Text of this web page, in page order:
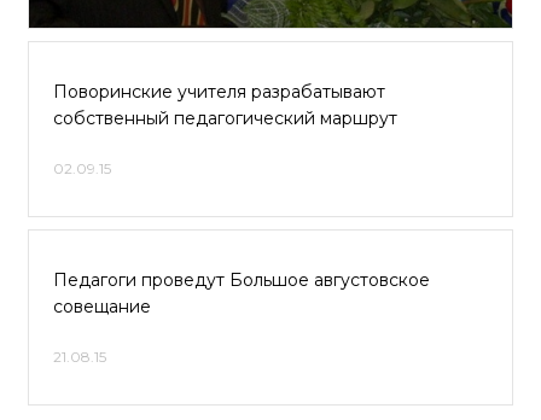
Поворинские учителя разрабатывают
собственный педагогический маршрут
02.09.15
Педагоги проведут Большое августовское
совещание
21.08.15